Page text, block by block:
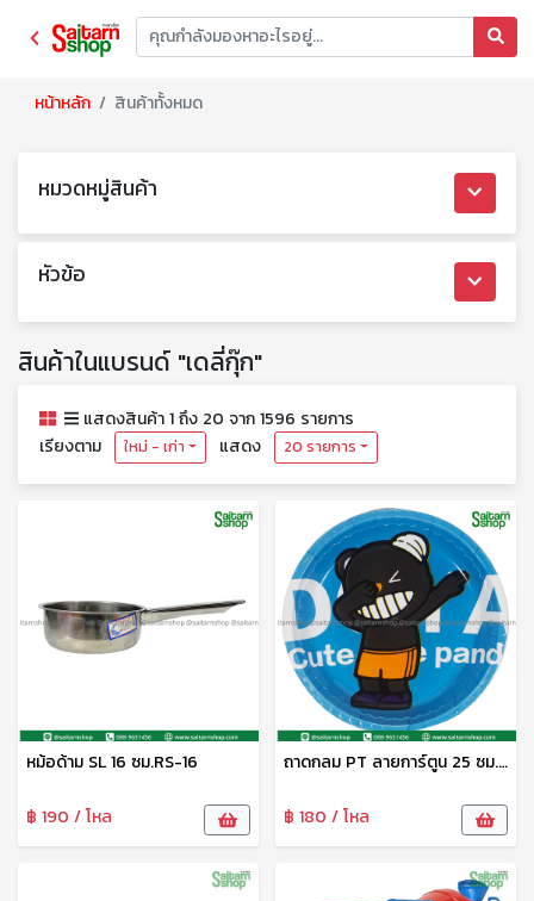
หน้าหลัก สินค้าทั้งหมด
หมวดหมู่สินค้า
หัวข้อ
สินค้าในแบรนด์ "เดลี่กุ๊ก"
แสดงสินค้า 1 ถึง 20 จาก 1596 รายการ
เรียงตาม
ใหม่ - เก่า แสดง 20 รายการ
หม้อด้าม SL 16 ซม.RS-16
฿ 190 / โหล
ถาดกลม PT ลายการ์ตูน 25 ซม. DM-1124005 Zonertoy
฿ 180 / โหล